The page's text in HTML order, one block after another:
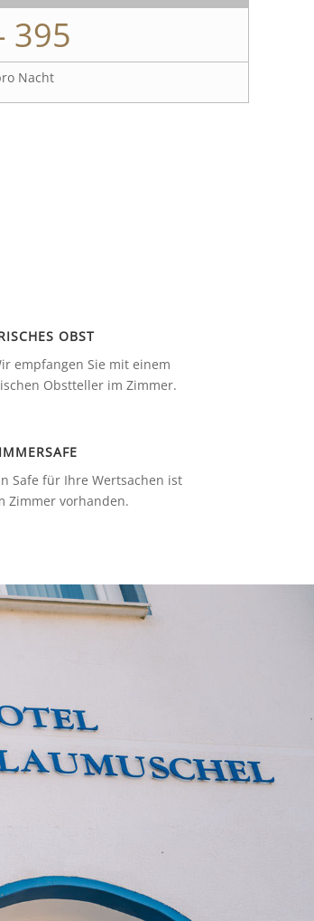
395
Nacht
OBST
empfangen Sie mit einem
Obstteller im Zimmer.
Safe für Ihre Wertsachen ist
Zimmer vorhanden.